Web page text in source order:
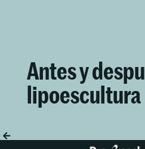
Antes y
lipoescultura